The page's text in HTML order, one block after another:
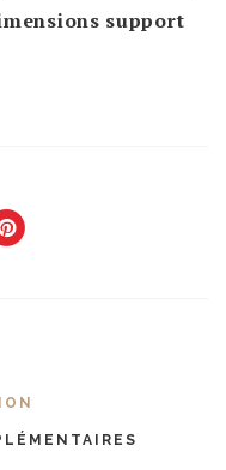
support